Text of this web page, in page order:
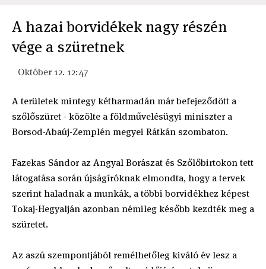
A hazai borvidékek nagy részén
vége a szüretnek
Október 12. 12:47
A területek mintegy kétharmadán már befejeződött a
szőlőszüret - közölte a földművelésügyi miniszter a
Borsod-Abaúj-Zemplén megyei Rátkán szombaton.
Fazekas Sándor az Angyal Borászat és Szőlőbirtokon tett
látogatása során újságíróknak elmondta, hogy a tervek
szerint haladnak a munkák, a többi borvidékhez képest
Tokaj-Hegyalján azonban némileg később kezdték meg a
szüretet.
Az aszú szempontjából remélhetőleg kiváló év lesz a